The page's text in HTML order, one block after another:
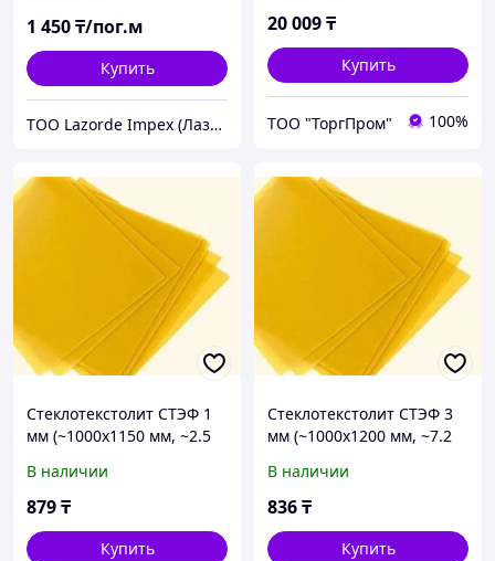
1 450₸/пог.м
Купить
ТОО Lazorde Impex (Лазорде Импекс)
20 009₸
Купить
ТОО "ТоргПром" 100%
Стеклотекстолит СТЭФ 1
мм (~1000х1150 мм, ~2.5
В наличии
879₸
Купить
Стеклотекстолит СТЭФ 3
мм (~1000х1200 мм, ~7.2
В наличии
836₸
Купить